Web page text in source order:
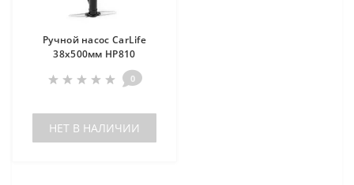
Ручной насос CarLife
38х500мм HP810
0
НЕТ В НАЛИЧИИ